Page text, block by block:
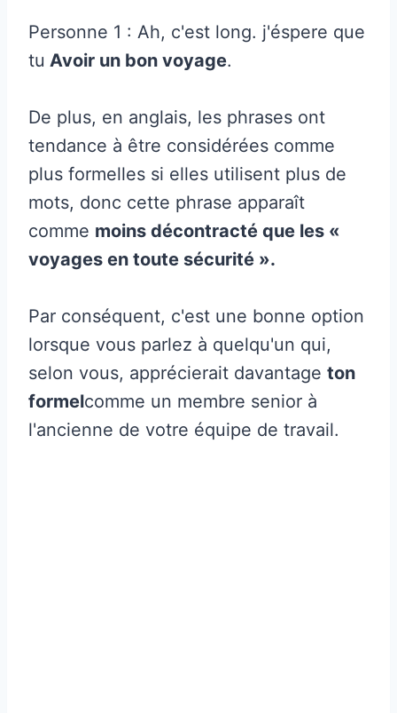
Personne 1 : Ah, c'est long. j'éspere que
tu Avoir un bon voyage.
De plus, en anglais, les phrases ont
tendance à être considérées comme
plus formelles si elles utilisent plus de
mots, donc cette phrase apparaît
comme moins décontracté que les «
voyages en toute sécurité ».
Par conséquent, c'est une bonne option
lorsque vous parlez à quelqu'un qui,
selon vous, apprécierait davantage ton
formelcomme un membre senior à
l'ancienne de votre équipe de travail.